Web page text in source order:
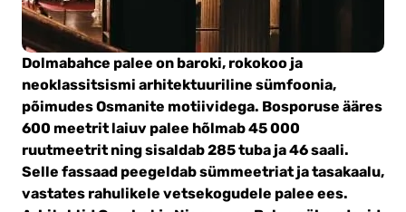
Dolmabahce palee on baroki, rokokoo ja
neoklassitsismi arhitektuuriline sümfoonia,
põimudes Osmanite motiividega. Bosporuse ääres
600 meetrit laiuv palee hõlmab 45 000
ruutmeetrit ning sisaldab 285 tuba ja 46 saali.
Selle fassaad peegeldab sümmeetriat ja tasakaalu,
vastates rahulikele vetsekogudele palee ees.